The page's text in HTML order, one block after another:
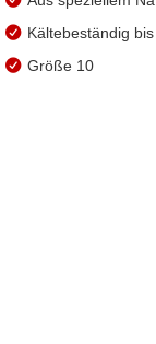
Kältebeständig
Größe 10